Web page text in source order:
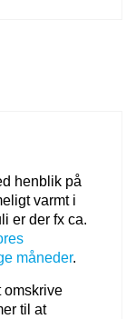
Inclusive rejser
find de billigste
henblik på
varmt i
er der fx ca.
måneder.
omskrive
til at